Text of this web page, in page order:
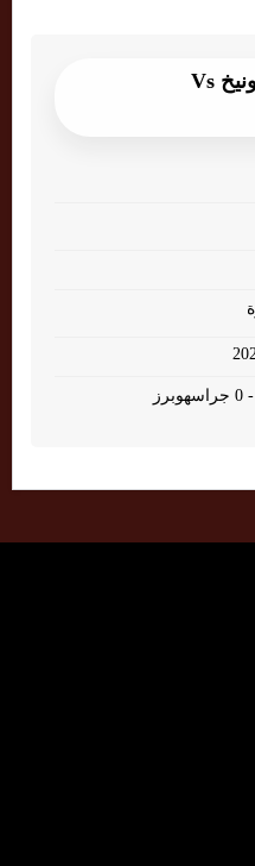
بطاقة مباراة بايرن ميونيخ Vs